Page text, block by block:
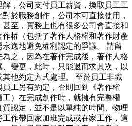
，公司支付員工薪資，換取員工工
於職務創作，公司本可直接使用，
至，實務上也有很多公司會直接和
作權（包括了著作人格權和著作財產
逸地避免權利認定的爭議。 請留
之，因為在著作完成後，著作人格
變更，此時，只能退而求其次，以
他約定方式處理。 至於員工非職
工另有約定，否則回到《著作權
）在完成創作時，就擁有完整權
認定，並不是以單純的時間、物理
作帶回家加班完成或在家工作，這